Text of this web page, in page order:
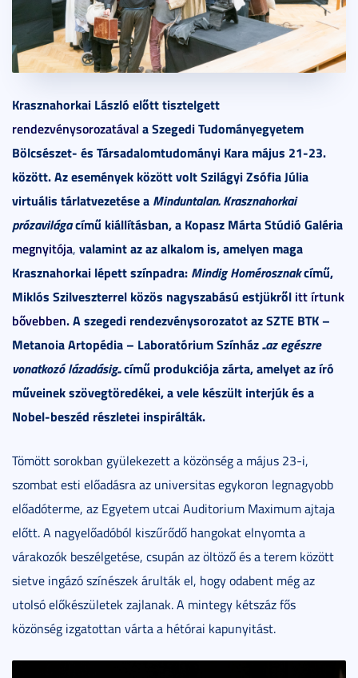
Krasznahorkai László előtt tisztelgett
rendezvénysorozatával a Szegedi Tudományegyetem
Bölcsészet- és Társadalomtudományi Kara május 21-23.
között. Az események között volt Szilágyi Zsófia Júlia
virtuális tárlatvezetése a Minduntalan. Krasznahorkai
prózavilágacímű kiállításban, a Kopasz Márta Stúdió Galéria
megnyitója, valamint az az alkalom is, amelyen maga
Krasznahorkai lépett színpadra: Mindig Homérosznakcímű,
Miklós Szilveszterrel közös nagyszabású estjükről itt írtunk
bővebben. A szegedi rendezvénysorozatot az SZTE BTK –
Metanoia Artopédia – Laboratórium Színház..az egészre
vonatkozó lázadásig..című produkciója zárta, amelyet az író
műveinek szövegtöredékei, a vele készült interjúk és a
Nobel-beszéd részletei inspirálták.
Tömött sorokban gyülekezett a közönség a május 23-i,
szombat esti előadásra az universitas egykoron legnagyobb
előadóterme, az Egyetem utcai Auditorium Maximum ajtaja
előtt. A nagyelőadóból kiszűrődő hangokat elnyomta a
várakozók beszélgetése, csupán az öltöző és a terem között
sietve ingázó színészek árulták el, hogy odabent még az
utolsó előkészületek zajlanak. A mintegy kétszáz fős
közönség izgatottan várta a hétórai kapunyitást.